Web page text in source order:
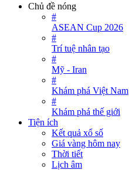
Chủ đề nóng
#
ASEAN Cup 2026
#
Trí tuệ nhân tạo
#
Mỹ - Iran
#
Khám phá Việt Nam
#
Khám phá thế giới
Tiện ích
Kết quả xổ số
Giá vàng hôm nay
Thời tiết
Lịch âm